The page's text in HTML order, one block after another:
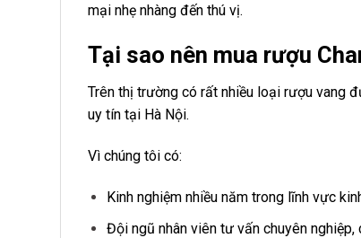
mại nhẹ nhàng đến thú vị.
Tại sao nên mua rượu
Trên thị trường có rất nhiều loại rượu vang
uy tín tại Hà Nội.
Vì chúng tôi có:
Kinh nghiệm nhiều năm trong lĩnh vực
Đội ngũ nhân viên tư vấn chuyên